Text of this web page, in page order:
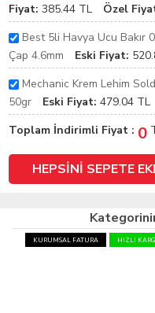
Fiyat: 385.44 TL Özel
Best 5li Havya Ucu Bakır
Çap 4.6mm
Eski Fiyat:
Mechanic Krem Lehim
50gr
Eski Fiyat: 479.04 TL
Toplam İndirimli Fiyat : 0
KURUMSAL FATURA HIZLI